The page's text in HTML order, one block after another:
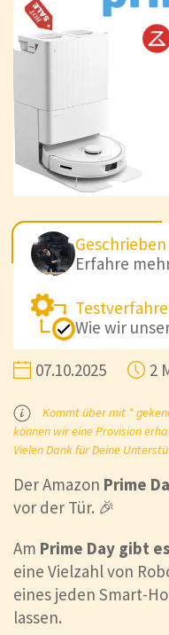
Erfahre
Wie wir
07.10.2025 2
Kommt über mit *
können wir eine Provision
Vielen Dank für Deine
Der Amazon Prime
vor der Tür. 🎉
Am Prime Day gibt
eine Vielzahl von
eines jeden Smart-
lassen.